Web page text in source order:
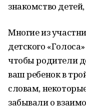
знакомство
Многие из
детского
чтобы родители
ваш ребенок в
словам,
забывали о